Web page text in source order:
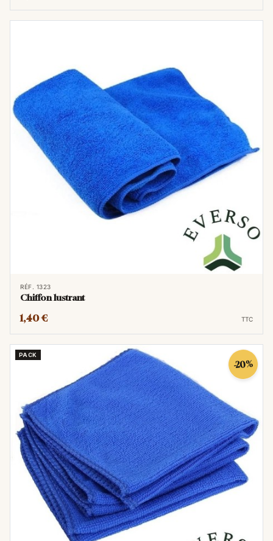
RÉF. 1323
Chiffon lustrant
1,40 € TTC
PACK
-20%